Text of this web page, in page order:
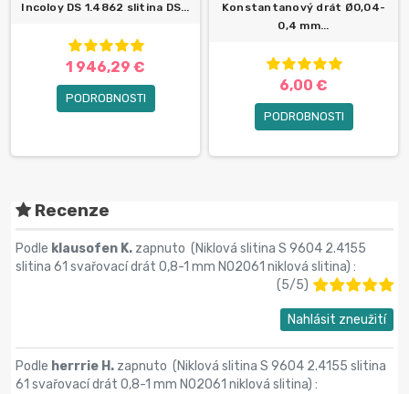
Incoloy DS 1.4862 slitina DS...
1 946,29 €
PODROBNOSTI
Konstantanový drát Ø0,04-
0,4 mm...
6,00 €
PODROBNOSTI
Recenze
Podle klausofen K. zapnuto (Niklová slitina S 9604 2.4155
slitina 61 svařovací drát 0,8-1 mm N02061 niklová slitina) :
(5/5)
Nahlásit zneužití
Podle herrrie H. zapnuto (Niklová slitina S 9604 2.4155 slitina
61 svařovací drát 0,8-1 mm N02061 niklová slitina) :